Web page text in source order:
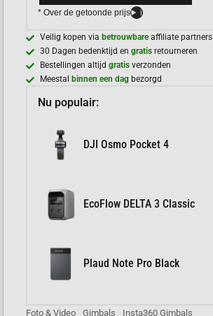
* Over de getoonde prijs i
Veilig kopen via betrouwbareaffiliate partners
30 Dagen bedenktijd engratis retourneren
Bestellingen altijdgratisverzonden
Meestal
binnen een dag bezorgd
Nu populair:
DJI Osmo Pocket 4
EcoFlow DELTA 3 Classic
Plaud Note Pro Black
Foto & Video Gimbals Insta360 Gimbals